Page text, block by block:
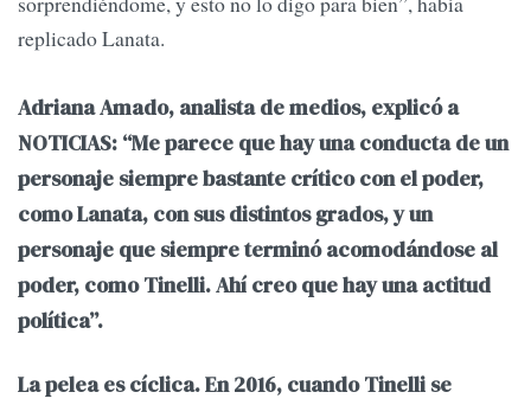
replicado Lanata.
Adriana Amado, analista de medios, explicó a
NOTICIAS: “Me parece que hay una conducta de un
personaje siempre bastante crítico con el poder,
como Lanata, con sus distintos grados, y un
personaje que siempre terminó acomodándose al
poder, como Tinelli. Ahí creo que hay una actitud
política”.
La pelea es cíclica. En 2016, cuando Tinelli se